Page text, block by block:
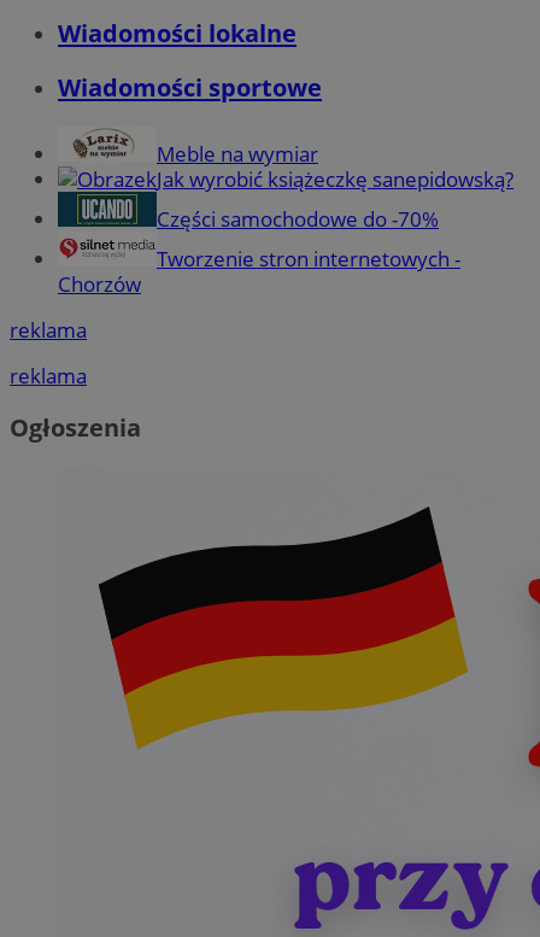
Wiadomości lokalne
Wiadomości sportowe
Meble na wymiar
Jak wyrobić książeczkę sanepidowską?
Części samochodowe do -70%
Tworzenie stron internetowych -
Chorzów
reklama
reklama
Ogłoszenia